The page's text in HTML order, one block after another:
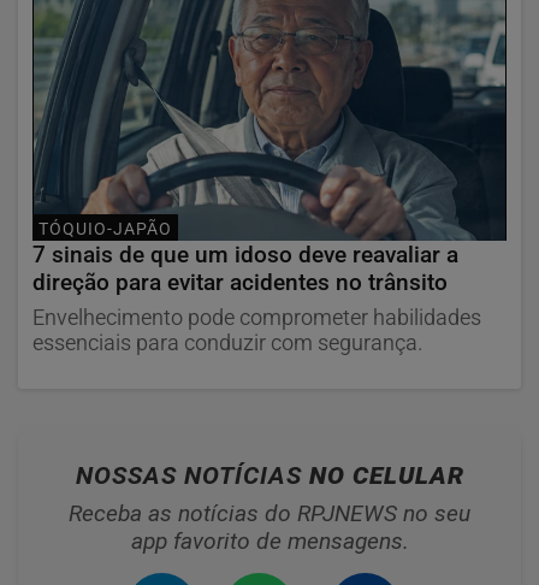
TÓQUIO-JAPÃO
7 sinais de que um idoso deve reavaliar a
direção para evitar acidentes no trânsito
Envelhecimento pode comprometer habilidades
essenciais para conduzir com segurança.
NOSSAS NOTÍCIAS NO CELULAR
Receba as notícias do RPJNEWS no seu
app favorito de mensagens.